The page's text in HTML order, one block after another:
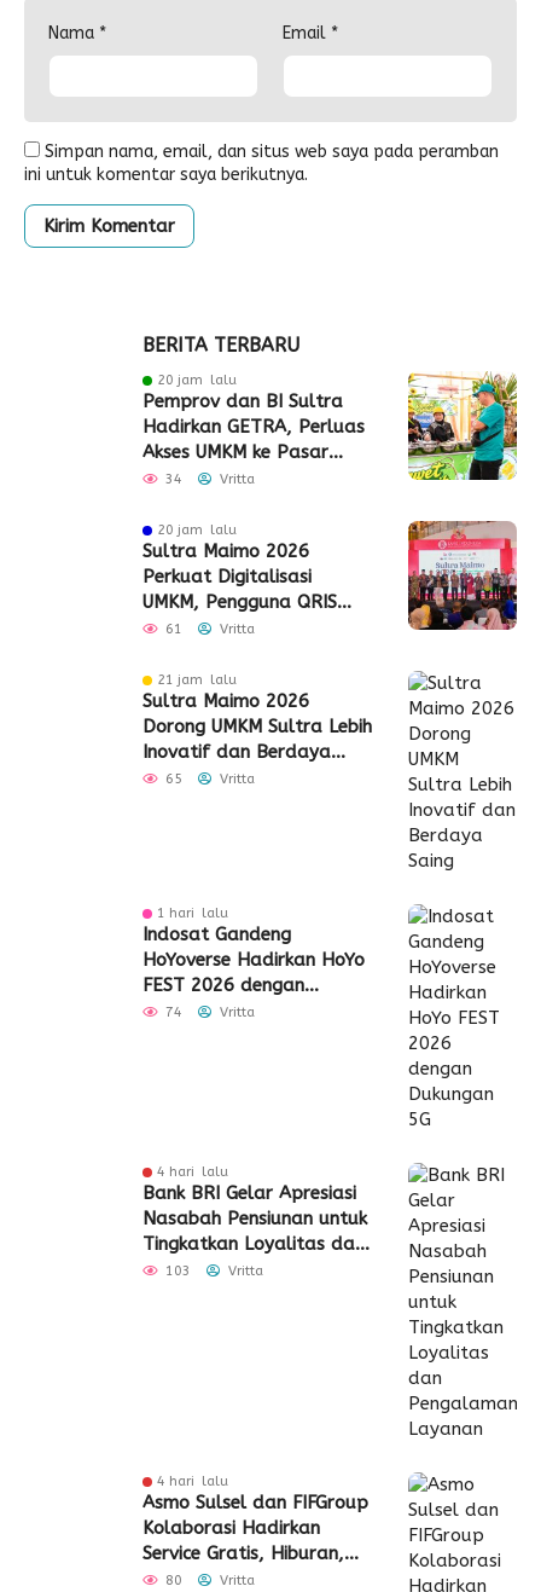
Nama * Email *
Simpan nama, email, dan situs web saya pada peramban
ini untuk komentar saya berikutnya.
BERITA TERBARU
20 jam lalu
Pemprov dan BI Sultra
Hadirkan GETRA, Perluas
Akses UMKM ke Pasar
Global
34 Vritta
20 jam lalu
Sultra Maimo 2026
Perkuat Digitalisasi
UMKM, Pengguna QRIS
Tembus 350 Ribu
61 Vritta
21 jam lalu
Sultra Maimo 2026
Dorong UMKM Sultra Lebih
Inovatif dan Berdaya
Saing
65 Vritta
1 hari lalu
Indosat Gandeng
HoYoverse Hadirkan HoYo
FEST 2026 dengan
Dukungan 5G
74 Vritta
4 hari lalu
Bank BRI Gelar Apresiasi
Nasabah Pensiunan untuk
Tingkatkan Loyalitas dan
Pengalaman Layanan
103 Vritta
4 hari lalu
Asmo Sulsel dan FIFGroup
Kolaborasi Hadirkan
Service Gratis, Hiburan,
hingga Penyaluran CSR
80 Vritta